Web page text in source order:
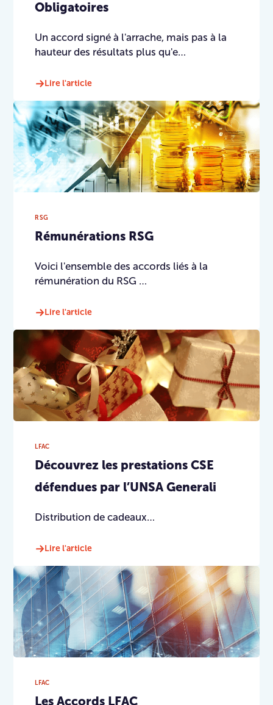
Obligatoires
Un accord signé à l'arrache, mais pas à la
hauteur des résultats plus qu'e…
Lire l'article
RSG
Rémunérations RSG
Voici l'ensemble des accords liés à la
rémunération du RSG …
Lire l'article
LFAC
Découvrez les prestations CSE
défendues par l’UNSA Generali
Distribution de cadeaux…
Lire l'article
LFAC
Les Accords LFAC